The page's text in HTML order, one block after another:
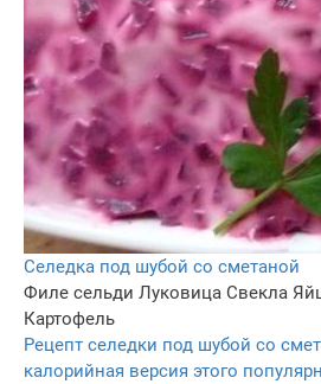
Селедка под шубой со сметаной
Филе сельди Луковица Свекла
Картофель
Рецепт селедки под шубой со
калорийная версия этого